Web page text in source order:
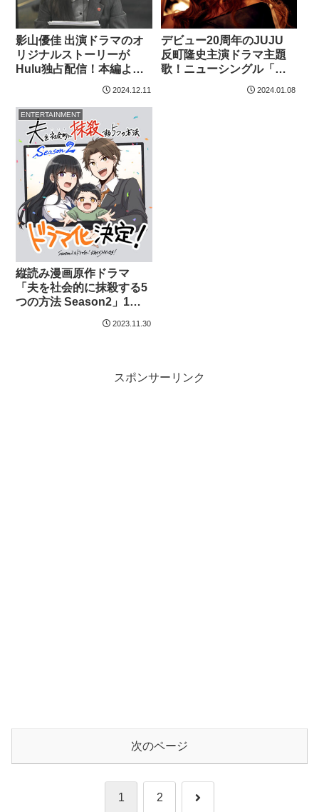
影山優佳 出演ドラマのオ
リジナルストーリーが
Hulu独占配信！本編より
も「ある意味“ドキド
キ”できるようなお話」
2024.12.11
デビュー20周年のJUJU
反町隆史主演ドラマ主題
歌！ニューシングル「一
2024.01.08
ENTERTAINMENT
縦読み漫画原作ドラマ
「夫を社会的に抹殺する5
つの方法 Season2」1月
2023.11.30
スポンサーリンク
次のページ
1 2 次